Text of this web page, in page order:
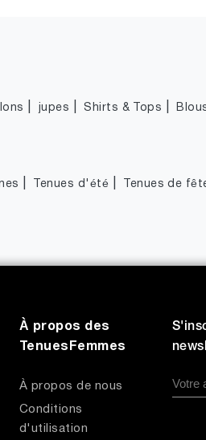
jupes |Shirts & Tops
Tenues d'été Tenues de
À propos des
TenuesFemmes
À propos de nous
Conditions
d'utilisation